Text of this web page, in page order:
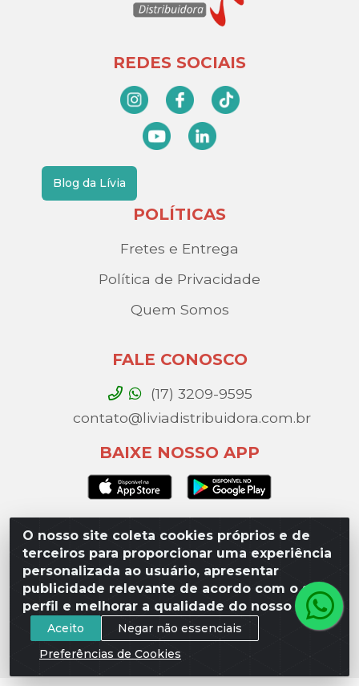
O nosso site coleta cookies próprios e de
terceiros para proporcionar uma experiência
personalizada ao usuário, apresentar
publicidade relevante de acordo com o seu
perfil e melhorar a qualidade do nosso site.
Aceito
Negar não essenciais
Preferências de Cookies
REDES SOCIAIS
Blog da Lívia
POLÍTICAS
Fretes e Entrega
Política de Privacidade
Quem Somos
FALE CONOSCO
(17) 3209-9595
contato@liviadistribuidora.com.br
BAIXE NOSSO APP
Lívia Distribuidora - Av. Percy Gandini, 329 – Vila
Toninho, São José do Rio Preto / SP - CEP 15077-
000 - CNPJ 49.975.923/0003-10